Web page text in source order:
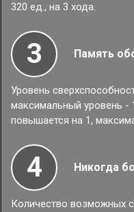
320 ед., на 3 хода.
3 Память
Уровень
максимальный уровень -
повышается на 1,
4 Никогда
Количество возможных